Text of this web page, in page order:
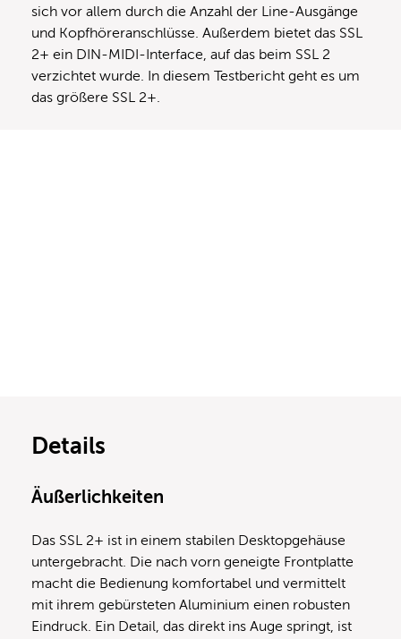
sich vor allem durch die Anzahl der Line-Ausgänge
und Kopfhöreranschlüsse. Außerdem bietet das SSL
2+ ein DIN-MIDI-Interface, auf das beim SSL 2
verzichtet wurde. In diesem Testbericht geht es um
das größere SSL 2+.
Details
Äußerlichkeiten
Das SSL 2+ ist in einem stabilen Desktopgehäuse
untergebracht. Die nach vorn geneigte Frontplatte
macht die Bedienung komfortabel und vermittelt
mit ihrem gebürsteten Aluminium einen robusten
Eindruck. Ein Detail, das direkt ins Auge springt, ist